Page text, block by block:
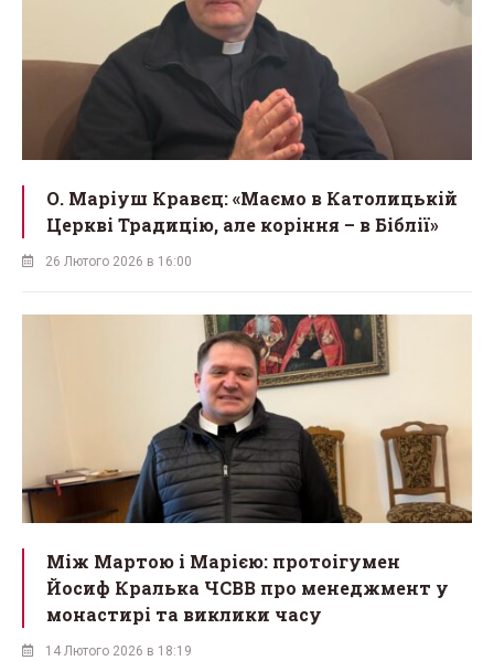
О. Маріуш Кравєц: «Маємо в Католицькій
Церкві Традицію, але коріння – в Біблії»
26 Лютого 2026 в 16:00
Між Мартою і Марією: протоігумен
Йосиф Кралька ЧСВВ про менеджмент у
монастирі та виклики часу
14 Лютого 2026 в 18:19